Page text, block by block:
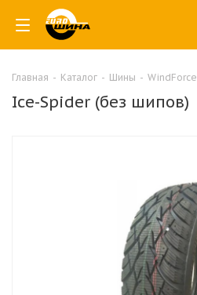
Главная - Каталог - Шины - WindForce
Ice-Spider (без шипов)